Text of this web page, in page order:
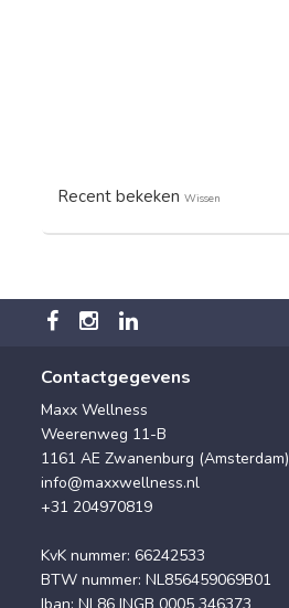
Recent bekeken Wissen
Contactgegevens
Maxx Wellness
Weerenweg 11-B
1161 AE Zwanenburg (Amsterdam)
info@maxxwellness.nl
+31 204970819
KvK nummer: 66242533
BTW nummer: NL856459069B01
Iban: NL86 INGB 0005 346373